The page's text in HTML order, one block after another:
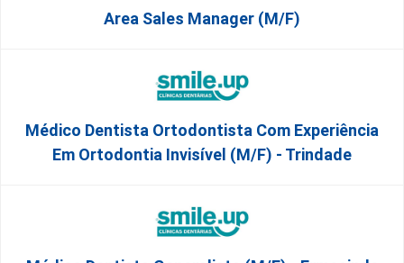
Area Sales Manager (m/f)
Médico Dentista Ortodontista Com Experiência
Em Ortodontia Invisível (M/F) - Trindade